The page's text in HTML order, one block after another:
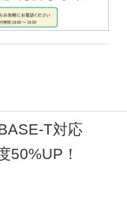
T対応
50%UP！